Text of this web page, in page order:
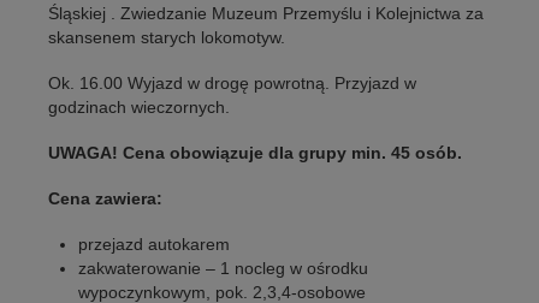
Śląskiej . Zwiedzanie Muzeum Przemyślu i Kolejnictwa za
skansenem starych lokomotyw.
Ok. 16.00 Wyjazd w drogę powrotną. Przyjazd w
godzinach wieczornych.
UWAGA! Cena obowiązuje dla grupy min. 45 osób.
Cena zawiera:
przejazd autokarem
zakwaterowanie – 1 nocleg w ośrodku
wypoczynkowym, pok. 2,3,4-osobowe